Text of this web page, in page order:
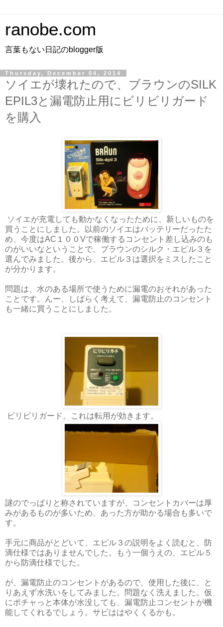
ranobe.com
言葉もない日記のblogger版
Thursday, December 04, 2014
ソイエが壊れたので、ブラウンのSILK
EPIL3と漏電防止用にビリビリガード
を購入
ソイエが充電しても動かなくなったために、新しいものを
買うことにしました。以前のソイエはバッテリーだったた
め、今度はAC１００Vで稼働するコンセント差し込みのも
のがいいなということで、ブラウンのシルク・エピル３を
選んでみました。後から、エピル３は選択をミスしたこと
が分かります。
問題は、水のある場所で使うために漏電のおそれがあった
ことです。んー、しばらく考えて、漏電防止のコンセント
も一緒に買うことにしました。
ビリビリガード。これは転用が効きます。
謎のでっぱりと称されていますが、コンセントカバーは厚
みがあるものが多いため、あった方が助かる場合も多いで
す。
手元に商品がとどいて、エピル３の説明をよく読むと、防
滴仕様ではありませんでした。もう一個うえの、エピル５
から防滴仕様でした。
が、漏電防止のコンセントがあるので、使用した後に、と
りあえず水洗いをしてみました。問題なく洗えました。仮
にポチャっと本体が水没しても、漏電防止コンセントが機
能してくれるでしょう。サビははやくくるかも。